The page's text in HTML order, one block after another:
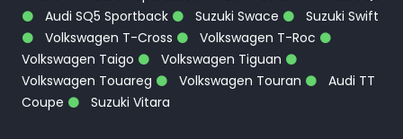
Audi SQ5 Sportback
Suzuki Swace
Suzuki Swift
Volkswagen T-Cross
Volkswagen T-Roc
Volkswagen Taigo
Volkswagen Tiguan
Volkswagen Touareg
Volkswagen Touran
Audi TT
Coupe
Suzuki Vitara